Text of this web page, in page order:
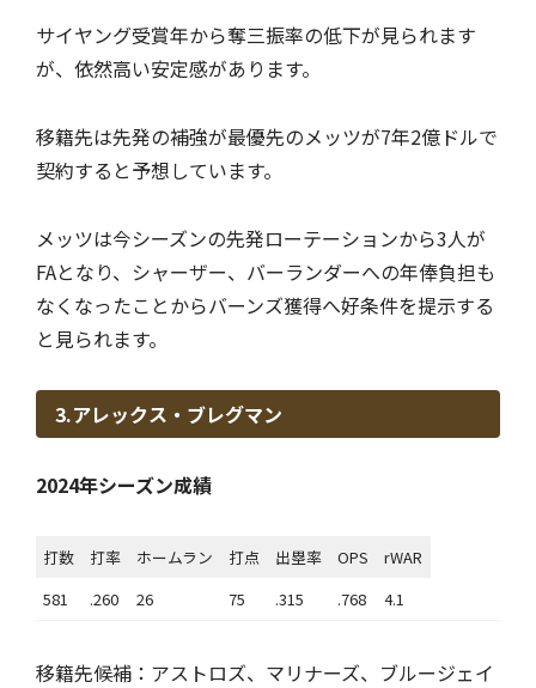
サイヤング受賞年から奪三振率の低下が見られます
が、依然高い安定感があります。
移籍先は先発の補強が最優先のメッツが7年2億ドルで
契約すると予想しています。
メッツは今シーズンの先発ローテーションから3人が
FAとなり、シャーザー、バーランダーへの年俸負担も
なくなったことからバーンズ獲得へ好条件を提示する
と見られます。
3.アレックス・ブレグマン
2024年シーズン成績
打数 打率 ホームラン 打点 出塁率 OPS
rWAR
581
.260 26 75 .315 .768 4.1
移籍先候補：アストロズ、マリナーズ、ブルージェイ